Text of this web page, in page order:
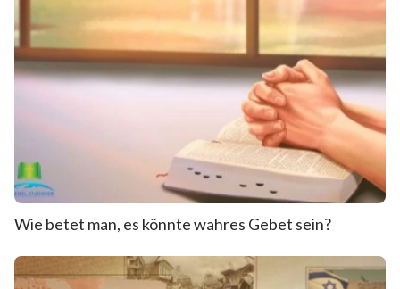
Wie betet man, es könnte wahres Gebet sein?